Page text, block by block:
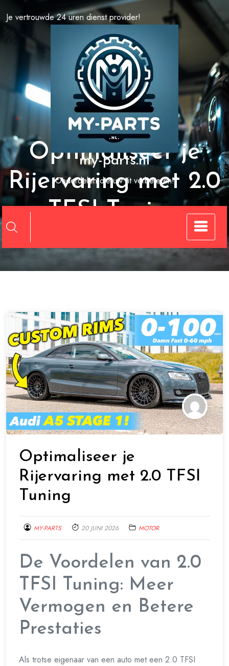
naarJe vertrouwde 24 uren dienst provider!
my-parts.nl
"Onderdelen die uw rit verbeteren!"
Optimaliseer je
Rijervaring met 2.0
TFSI Tuning
Optimaliseer je
Rijervaring met 2.0 TFSI
Tuning
MY-PARTS 20 JUNI 2026 MOTOR
De Voordelen van 2.0
TFSI Tuning: Meer
Vermogen en Betere
Prestaties
Als trotse eigenaar van een auto met een 2.0 TFSI